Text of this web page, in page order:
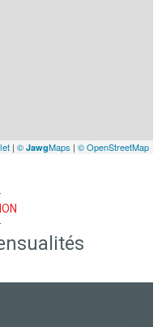
| © JawgMaps | © OpenStreetMap